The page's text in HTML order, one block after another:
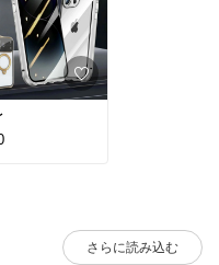
さらに読み込む